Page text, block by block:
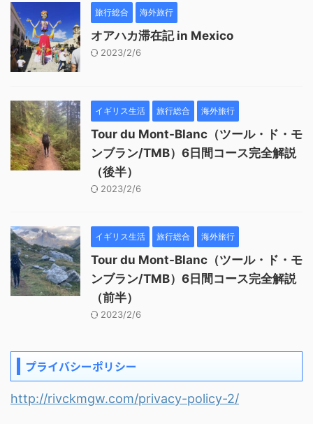
旅行総合 海外旅行
オアハカ滞在記 in Mexico
2023/2/6
イギリス生活 旅行総合 海外旅行
Tour du Mont-Blanc（ツール・ド・モ
ンブラン/TMB）6日間コース完全解説
（後半）
2023/2/6
イギリス生活 旅行総合 海外旅行
Tour du Mont-Blanc（ツール・ド・モ
ンブラン/TMB）6日間コース完全解説
（前半）
2023/2/6
プライバシーポリシー
http://rivckmgw.com/privacy-policy-2/